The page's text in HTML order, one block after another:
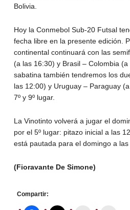
Bolivia.
Hoy la Conmebol Sub-20 Futsal
fecha libre en la presente edición.
continental continuará con las
(a las 16:30) y Brasil – Colombia
sabatina también tendremos los
las 12:00) y Uruguay – Paraguay
7º y 9º lugar.
La Vinotinto volverá a jugar el
por el 5º lugar: pitazo inicial a las
está pautada para el domingo a las
(Fioravante De Simone)
Compartir: